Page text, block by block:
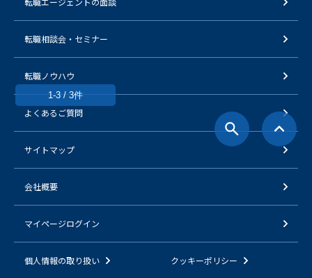
1-3 / 3件
転職相談会・セミナー
転職ノウハウ
よくあるご質問
サイトマップ
会社概要
マイページログイン
個人情報の取り扱い クッキーポリシー